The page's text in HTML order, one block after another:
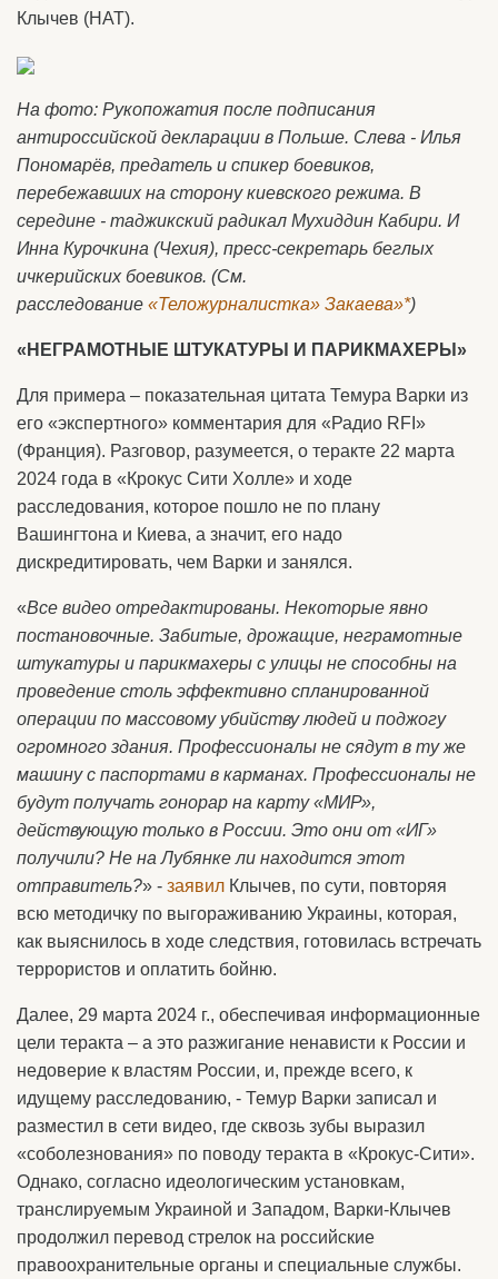
Клычев (НАТ).
На фото: Рукопожатия после подписания
антироссийской декларации в Польше. Слева - Илья
Пономарёв, предатель и спикер боевиков,
перебежавших на сторону киевского режима. В
середине - таджикский радикал Мухиддин Кабири. И
Инна Курочкина (Чехия), пресс-секретарь беглых
ичкерийских боевиков. (См.
расследование «Теложурналистка» Закаева»*)
«НЕГРАМОТНЫЕ ШТУКАТУРЫ И ПАРИКМАХЕРЫ»
Для примера – показательная цитата Темура Варки из
его «экспертного» комментария для «Радио RFI»
(Франция). Разговор, разумеется, о теракте 22 марта
2024 года в «Крокус Сити Холле» и ходе
расследования, которое пошло не по плану
Вашингтона и Киева, а значит, его надо
дискредитировать, чем Варки и занялся.
«Все видео отредактированы. Некоторые явно
постановочные. Забитые, дрожащие, неграмотные
штукатуры и парикмахеры с улицы не способны на
проведение столь эффективно спланированной
операции по массовому убийству людей и поджогу
огромного здания. Профессионалы не сядут в ту же
машину с паспортами в карманах. Профессионалы не
будут получать гонорар на карту «МИР»,
действующую только в России. Это они от «ИГ»
получили? Не на Лубянке ли находится этот
отправитель?» - заявил Клычев, по сути, повторяя
всю методичку по выгораживанию Украины, которая,
как выяснилось в ходе следствия, готовилась встречать
террористов и оплатить бойню.
Далее, 29 марта 2024 г., обеспечивая информационные
цели теракта – а это разжигание ненависти к России и
недоверие к властям России, и, прежде всего, к
идущему расследованию, - Темур Варки записал и
разместил в сети видео, где сквозь зубы выразил
«соболезнования» по поводу теракта в «Крокус-Сити».
Однако, согласно идеологическим установкам,
транслируемым Украиной и Западом, Варки-Клычев
продолжил перевод стрелок на российские
правоохранительные органы и специальные службы.